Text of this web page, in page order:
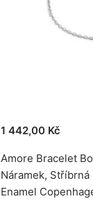
1 442,00 Kč
Amore Bracelet
Náramek,
Enamel